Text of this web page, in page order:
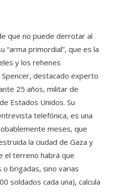
que no puede derrotar al
“arma primordial”, que es la
y los rehenes
destacado experto
25 años, militar de
Estados Unidos. Su
telefónica, es una
meses, que
la ciudad de Gaza y
el terreno habrá que
brigadas, sino varias
soldados cada una), calcula